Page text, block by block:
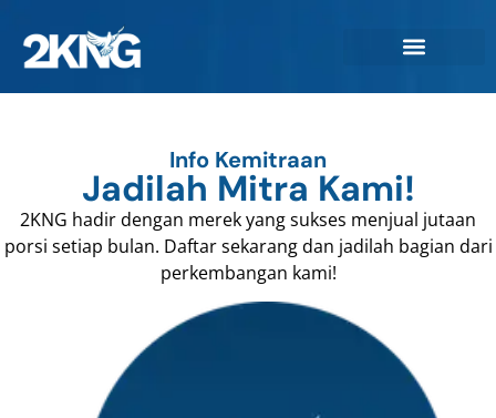
Info Kemitraan
Jadilah Mitra Kami!
2KNG hadir dengan merek yang sukses menjual jutaan
porsi setiap bulan. Daftar sekarang dan jadilah bagian dari
perkembangan kami!